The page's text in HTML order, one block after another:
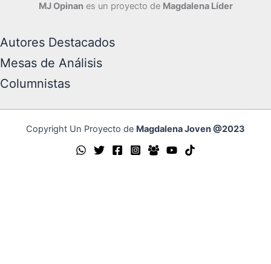
MJ Opinan es un proyecto de Magdalena Líder
Autores Destacados
Mesas de Análisis
Columnistas
Copyright Un Proyecto de Magdalena Joven @2023